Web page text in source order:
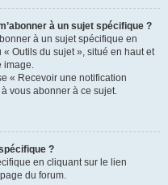
à un sujet spécifique ?
à un sujet spécifique en
Outils du sujet », situé en haut et
« Recevoir une notification
vous abonner à ce sujet.
?
en cliquant sur le lien
du forum.